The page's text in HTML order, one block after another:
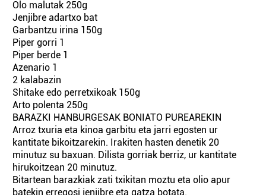
Olo malutak 250g
Jenjibre adartxo bat
Garbantzu irina 150g
Piper gorri 1
Piper berde 1
Azenario 1
2 kalabazin
Shitake edo perretxikoak 150g
Arto polenta 250g
BARAZKI HANBURGESAK BONIATO PUREAREKIN
Arroz txuria eta kinoa garbitu eta jarri egosten ur
kantitate bikoitzarekin. Irakiten hasten denetik 20
minutuz su baxuan. Dilista gorriak berriz, ur kantitate
hirukoitzean 20 minutuz.
Bitartean barazkiak zati txikitan moztu eta olio apur
batekin erregosi jenjibre eta gatza botata.